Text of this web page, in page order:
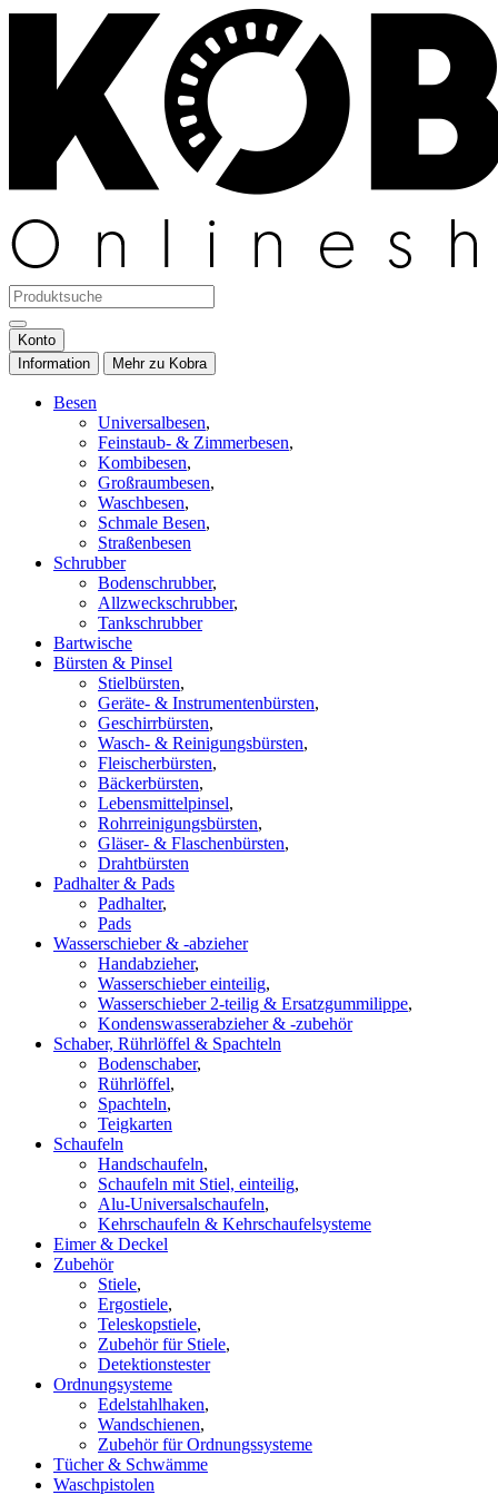
Konto
Information
Mehr zu Kobra
Besen
Universalbesen,
Feinstaub- & Zimmerbesen,
Kombibesen,
Großraumbesen,
Waschbesen,
Schmale Besen,
Straßenbesen
Schrubber
Bodenschrubber,
Allzweckschrubber,
Tankschrubber
Bartwische
Bürsten & Pinsel
Stielbürsten,
Geräte- & Instrumentenbürsten,
Geschirrbürsten,
Wasch- & Reinigungsbürsten,
Fleischerbürsten,
Bäckerbürsten,
Lebensmittelpinsel,
Rohrreinigungsbürsten,
Gläser- & Flaschenbürsten,
Drahtbürsten
Padhalter & Pads
Padhalter,
Pads
Wasserschieber & -abzieher
Handabzieher,
Wasserschieber einteilig,
Wasserschieber 2-teilig & Ersatzgummilippe,
Kondenswasserabzieher & -zubehör
Schaber, Rührlöffel & Spachteln
Bodenschaber,
Rührlöffel,
Spachteln,
Teigkarten
Schaufeln
Handschaufeln,
Schaufeln mit Stiel, einteilig,
Alu-Universalschaufeln,
Kehrschaufeln & Kehrschaufelsysteme
Eimer & Deckel
Zubehör
Stiele,
Ergostiele,
Teleskopstiele,
Zubehör für Stiele,
Detektionstester
Ordnungsysteme
Edelstahlhaken,
Wandschienen,
Zubehör für Ordnungssysteme
Tücher & Schwämme
Waschpistolen